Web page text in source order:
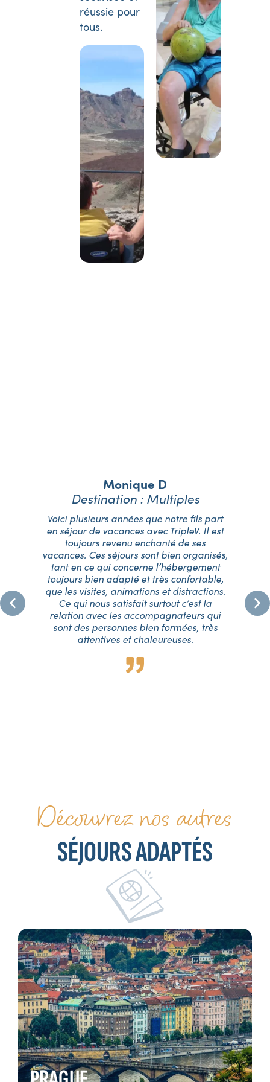
réussie pour
tous.
Voici plusieurs années que notre fils part
en séjour de vacances avec TripleV. Il est
toujours revenu enchanté de ses
vacances. Ces séjours sont bien organisés,
tant en ce qui concerne l’hébergement
toujours bien adapté et très confortable,
que les visites, animations et distractions.
Ce qui nous satisfait surtout c’est la
relation avec les accompagnateurs qui
sont des personnes bien formées, très
attentives et chaleureuses.
Monique D
Destination : Multiples
Découvrez nos autres
SÉJOURS ADAPTÉS